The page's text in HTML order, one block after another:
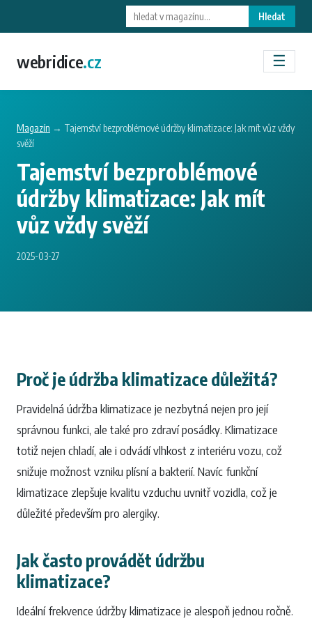
Hledat
webridice.cz ☰
Magazín → Tajemství bezproblémové údržby klimatizace: Jak mít vůz vždy
svěží
Tajemství bezproblémové
údržby klimatizace: Jak mít
vůz vždy svěží
2025-03-27
Proč je údržba klimatizace důležitá?
Pravidelná údržba klimatizace je nezbytná nejen pro její
správnou funkci, ale také pro zdraví posádky. Klimatizace
totiž nejen chladí, ale i odvádí vlhkost z interiéru vozu, což
snižuje možnost vzniku plísní a bakterií. Navíc funkční
klimatizace zlepšuje kvalitu vzduchu uvnitř vozidla, což je
důležité především pro alergiky.
Jak často provádět údržbu
klimatizace?
Ideální frekvence údržby klimatizace je alespoň jednou ročně.